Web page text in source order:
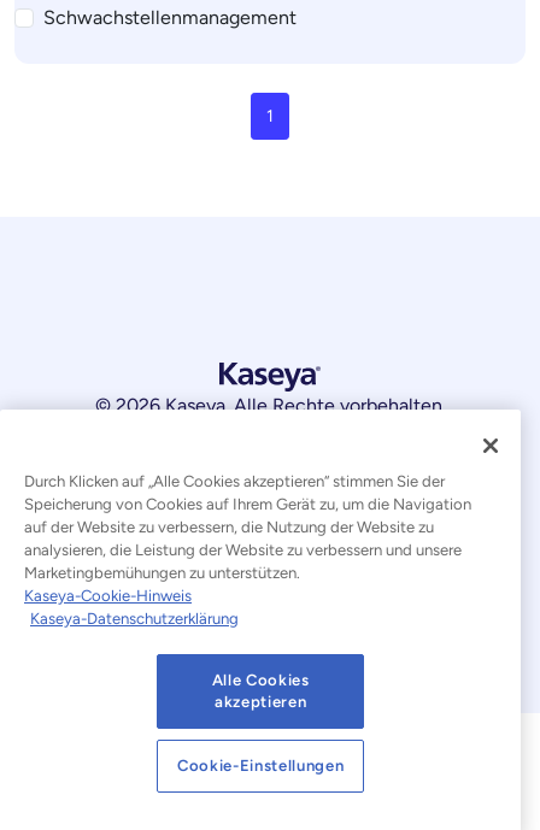
Schwachstellenmanagement
1
© 2026 Kaseya. Alle Rechte vorbehalten.
Erklärung zur Bekämpfung moderner Sklaverei
Rechtliches Nutzungsbedingungen der Website
Datenschutzerklärung
Cookies Settings Hinweis zu Cookies
Durch Klicken auf „Alle Cookies akzeptieren“ stimmen Sie der
Speicherung von Cookies auf Ihrem Gerät zu, um die Navigation
auf der Website zu verbessern, die Nutzung der Website zu
analysieren, die Leistung der Website zu verbessern und unsere
Marketingbemühungen zu unterstützen.
Kaseya-Cookie-Hinweis
Kaseya-Datenschutzerklärung
Alle Cookies
akzeptieren
Cookie-Einstellungen